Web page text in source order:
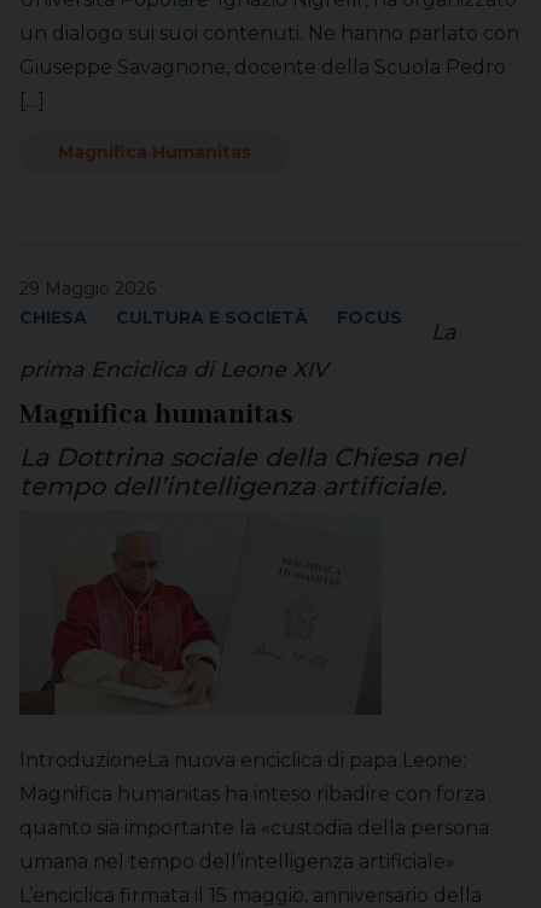
un dialogo sui suoi contenuti. Ne hanno parlato con
Giuseppe Savagnone, docente della Scuola Pedro
[…]
Magnifica Humanitas
29 Maggio 2026
CHIESA
CULTURA E SOCIETÀ FOCUS
La
prima Enciclica di Leone XIV
Magnifica humanitas
La Dottrina sociale della Chiesa nel
tempo dell’intelligenza artificiale.
IntroduzioneLa nuova enciclica di papa Leone:
Magnifica humanitas ha inteso ribadire con forza
quanto sia importante la «custodia della persona
umana nel tempo dell’intelligenza artificiale».
L’enciclica firmata il 15 maggio, anniversario della